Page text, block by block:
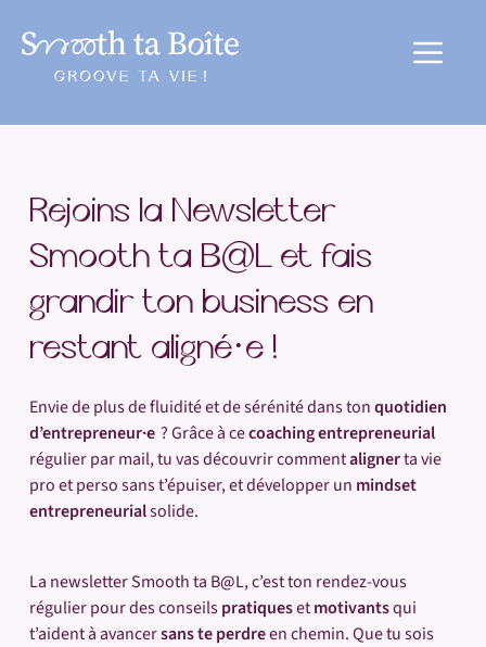
contenu
Menu
Rejoins la Newsletter
Smooth ta B@L et fais
grandir ton business en
restant aligné·e !
Envie de plus de fluidité et de sérénité dans tonquotidien
d’entrepreneur·e? Grâce à cecoaching entrepreneurial
régulier par mail, tu vas découvrir commentalignerta vie
pro et perso sans t’épuiser, et développer un mindset
entrepreneurialsolide.
La newsletter Smooth ta B@L, c’est ton rendez-vous
régulier pour des conseilspratiquesetmotivantsqui
t’aident à avancersans te perdreen chemin. Que tu sois